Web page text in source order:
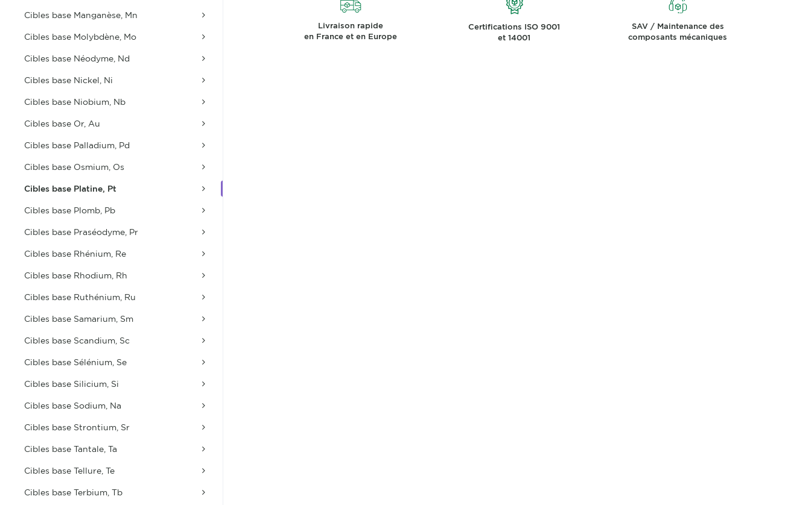
Cibles base Manganèse, Mn
Cibles base Molybdène, Mo
Cibles base Néodyme, Nd
Cibles base Nickel, Ni
Cibles base Niobium, Nb
Cibles base Or, Au
Cibles base Palladium, Pd
Cibles base Osmium, Os
Cibles base Platine, Pt
Cibles base Plomb, Pb
Cibles base Praséodyme, Pr
Cibles base Rhénium, Re
Cibles base Rhodium, Rh
Cibles base Ruthénium, Ru
Cibles base Samarium, Sm
Cibles base Scandium, Sc
Cibles base Sélénium, Se
Cibles base Silicium, Si
Cibles base Sodium, Na
Cibles base Strontium, Sr
Cibles base Tantale, Ta
Cibles base Tellure, Te
Cibles base Terbium, Tb
Livraison rapide
en France et en Europe
Certifications ISO 9001
et 14001
SAV / Maintenance des
composants mécaniques